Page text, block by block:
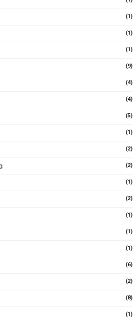
(1)
(1)
(1)
(9)
(4)
(4)
(5)
(1)
(2)
(2)
(1)
(2)
(1)
(1)
(1)
(6)
(2)
(8)
(1)